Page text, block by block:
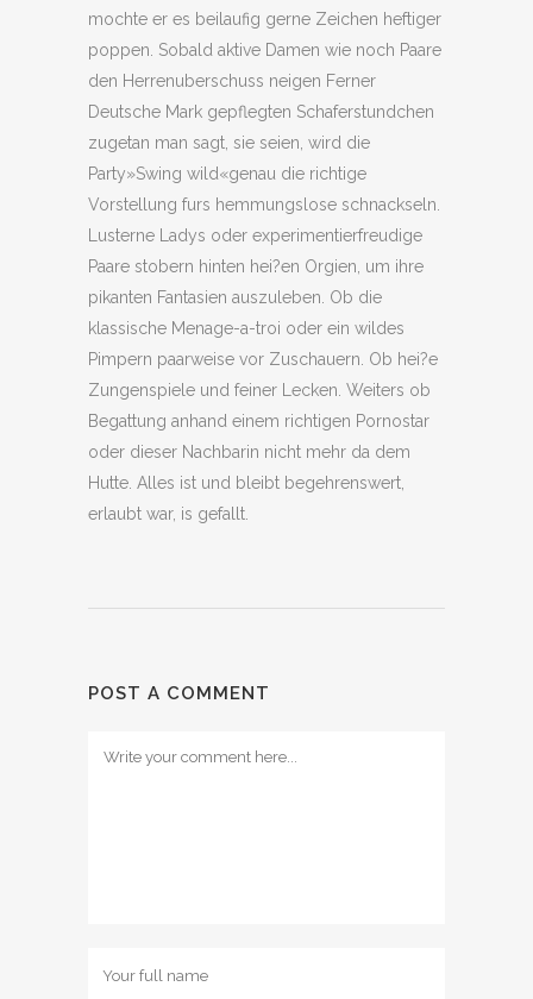
mochte er es beilaufig gerne Zeichen heftiger
poppen. Sobald aktive Damen wie noch Paare
den Herrenuberschuss neigen Ferner
Deutsche Mark gepflegten Schaferstundchen
zugetan man sagt, sie seien, wird die
Party»Swing wild«genau die richtige
Vorstellung furs hemmungslose schnackseln.
Lusterne Ladys oder experimentierfreudige
Paare stobern hinten hei?en Orgien, um ihre
pikanten Fantasien auszuleben. Ob die
klassische Menage-a-troi oder ein wildes
Pimpern paarweise vor Zuschauern. Ob hei?e
Zungenspiele und feiner Lecken. Weiters ob
Begattung anhand einem richtigen Pornostar
oder dieser Nachbarin nicht mehr da dem
Hutte. Alles ist und bleibt begehrenswert,
erlaubt war, is gefallt.
POST A COMMENT